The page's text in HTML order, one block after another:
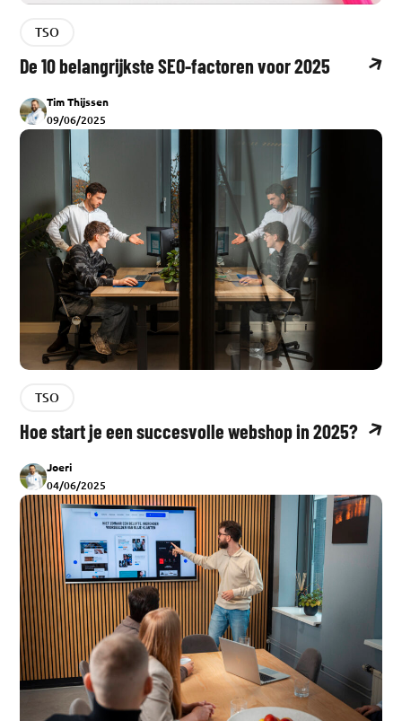
TSO
De 10 belangrijkste SEO-factoren voor 2025
Tim Thijssen
09/06/2025
TSO
Hoe start je een succesvolle webshop in 2025?
Joeri
04/06/2025